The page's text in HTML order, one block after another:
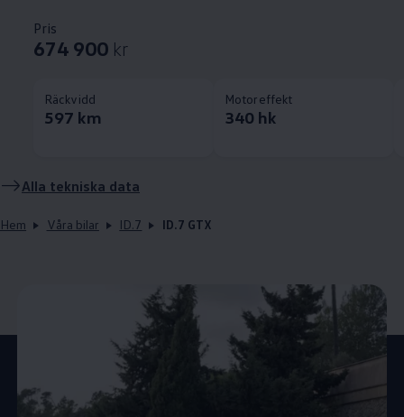
Pris
674 900 kr
Räckvidd
597 km
Motoreffekt
340 hk
Alla tekniska data
Hem Våra bilar ID.7 ID.7 GTX